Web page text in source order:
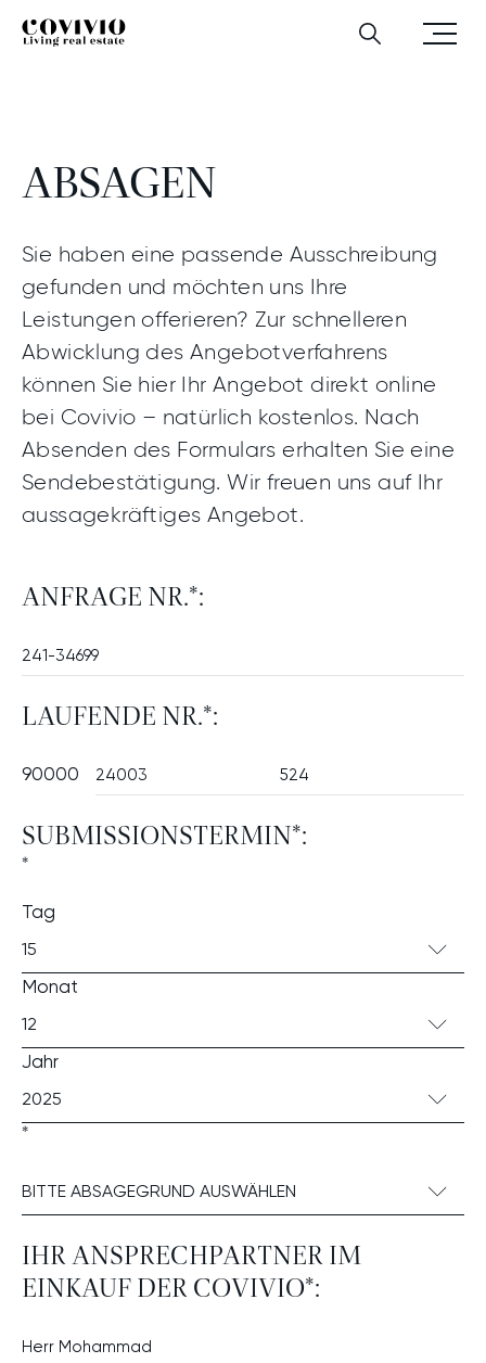
Menü
öffnen
Suchen
CovivioGeschäfts­partner:innen
ABSAGEN
Sie haben eine passende Ausschreibung
gefunden und möchten uns Ihre
Leistungen offerieren? Zur schnelleren
Abwicklung des Angebotverfahrens
können Sie hier Ihr Angebot direkt online
bei Covivio – natürlich kostenlos. Nach
Absenden des Formulars erhalten Sie eine
Sendebestätigung. Wir freuen uns auf Ihr
aussagekräftiges Angebot.
ANFRAGE NR.*:
LAUFENDE NR.*:
90000
SUBMISSIONSTERMIN*:
*
Tag
15
Monat
12
Jahr
2025
*
BITTE ABSAGEGRUND AUSWÄHLEN
IHR ANSPRECHPARTNER IM
EINKAUF DER COVIVIO*: